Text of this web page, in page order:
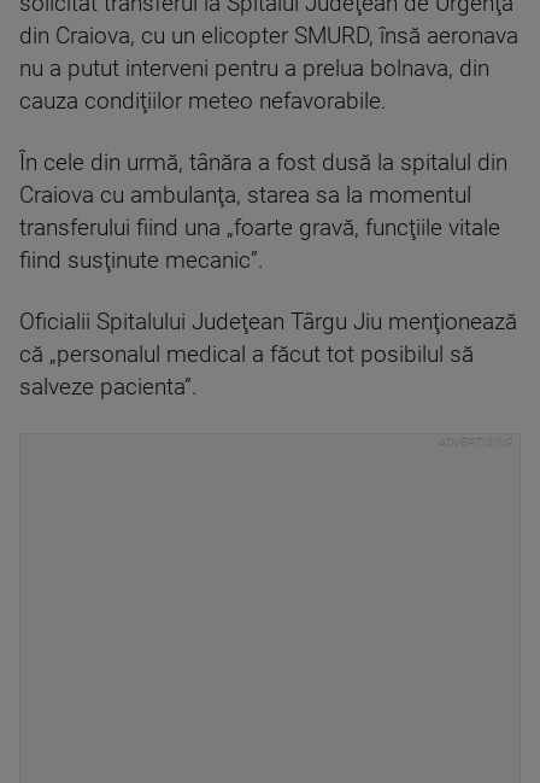
din Craiova, cu un elicopter SMURD, însă aeronava
nu a putut interveni pentru a prelua bolnava, din
cauza condiţiilor meteo nefavorabile.
În cele din urmă, tânăra a fost dusă la spitalul din
Craiova cu ambulanţa, starea sa la momentul
transferului fiind una „foarte gravă, funcţiile vitale
fiind susţinute mecanic”.
Oficialii Spitalului Judeţean Târgu Jiu menţionează
că „personalul medical a făcut tot posibilul să
salveze pacienta”.